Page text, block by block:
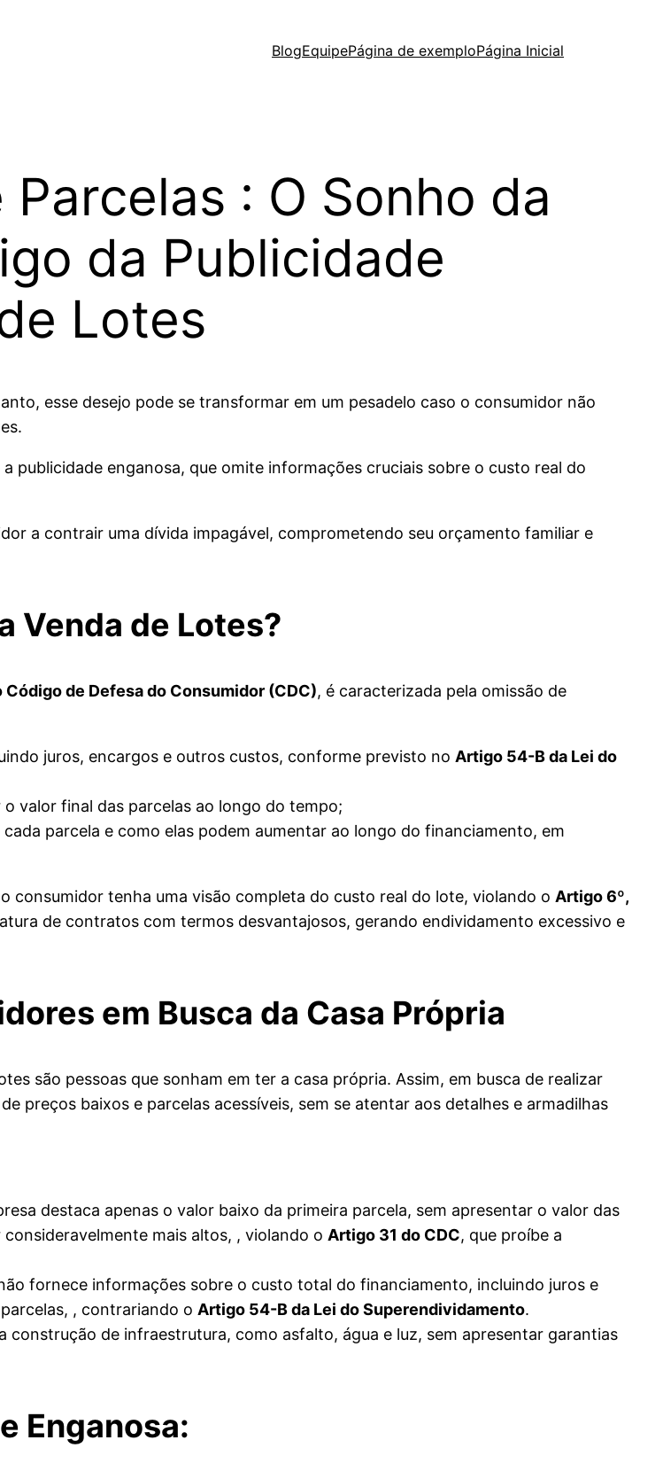
BlogEquipePágina de exemploPágina Inicial
: O Sonho da
da Publicidade
Lotes
esse desejo pode se transformar em um pesadelo caso o consumidor não
publicidade enganosa, que omite informações cruciais sobre o custo real do
a contrair uma dívida impagável, comprometendo seu orçamento familiar e
Venda de Lotes?
de Defesa do Consumidor (CDC), é caracterizada pela omissão de
juros, encargos e outros custos, conforme previsto no Artigo 54-B da Lei do
valor final das parcelas ao longo do tempo;
parcela e como elas podem aumentar ao longo do financiamento, em
consumidor tenha uma visão completa do custo real do lote, violando o Artigo 6º,
de contratos com termos desvantajosos, gerando endividamento excessivo e
em Busca da Casa Própria
são pessoas que sonham em ter a casa própria. Assim, em busca de realizar
preços baixos e parcelas acessíveis, sem se atentar aos detalhes e armadilhas
destaca apenas o valor baixo da primeira parcela, sem apresentar o valor das
mais altos, , violando o Artigo 31 do CDC, que proíbe a
fornece informações sobre o custo total do financiamento, incluindo juros e
, contrariando o Artigo 54-B da Lei do Superendividamento.
construção de infraestrutura, como asfalto, água e luz, sem apresentar garantias
Enganosa: